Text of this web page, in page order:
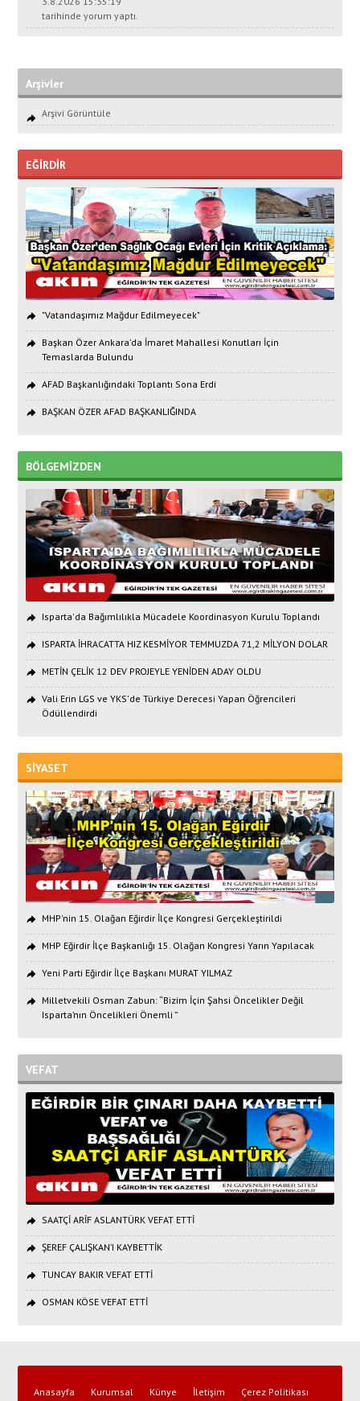
tarihinde yorum yaptı.
Arşivler
Arşivi Görüntüle
EĞİRDİR
"Vatandaşımız Mağdur Edilmeyecek"
Başkan Özer Ankara’da İmaret Mahallesi Konutları İçin
Temaslarda Bulundu
AFAD Başkanlığındaki Toplantı Sona Erdi
BAŞKAN ÖZER AFAD BAŞKANLIĞINDA
BÖLGEMİZDEN
Isparta'da Bağımlılıkla Mücadele Koordinasyon Kurulu Toplandı
ISPARTA İHRACATTA HIZ KESMİYOR TEMMUZDA 71,2 MİLYON DOLAR
METİN ÇELİK 12 DEV PROJEYLE YENİDEN ADAY OLDU
Vali Erin LGS ve YKS'de Türkiye Derecesi Yapan Öğrencileri
Ödüllendirdi
SİYASET
MHP'nin 15. Olağan Eğirdir İlçe Kongresi Gerçekleştirildi
MHP Eğirdir İlçe Başkanlığı 15. Olağan Kongresi Yarın Yapılacak
Yeni Parti Eğirdir İlçe Başkanı MURAT YILMAZ
Milletvekili Osman Zabun: “Bizim İçin Şahsi Öncelikler Değil
Isparta’nın Öncelikleri Önemli ”
VEFAT
SAATÇİ ARİF ASLANTÜRK VEFAT ETTİ
ŞEREF ÇALIŞKAN’I KAYBETTİK
TUNCAY BAKIR VEFAT ETTİ
OSMAN KÖSE VEFAT ETTİ
Anasayfa Kurumsal Künye İletişim Çerez Politikası